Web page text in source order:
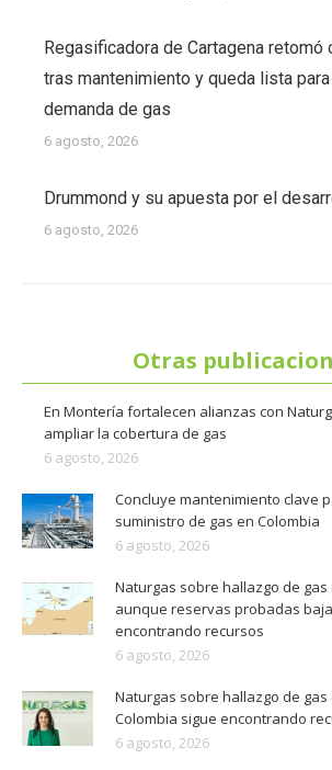
Regasificadora de Cartagena retomó
tras mantenimiento y queda lista
demanda de gas
6 agosto, 2026
Drummond y su apuesta por el
6 agosto, 2026
Otras
En Montería fortalecen alianzas con
ampliar la cobertura de gas
6 agosto, 2026
Concluye mantenimiento clave
suministro de gas en Colombia
6 agosto, 2026
Naturgas sobre hallazgo de gas
aunque reservas probadas
encontrando recursos
6 agosto, 2026
Naturgas sobre hallazgo de gas
Colombia sigue encontrando
6 agosto, 2026